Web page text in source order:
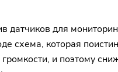
для
схема, которая
и поэтому